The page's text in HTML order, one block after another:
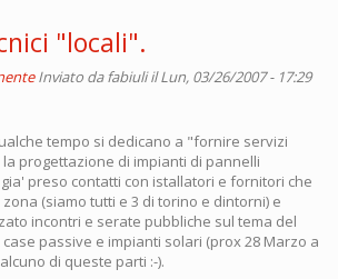
"locali".
Inviato dafabiuliil Lun, 03/26/2007 - 17:29
tempo si dedicano a "fornire servizi
progettazione di impianti di pannelli
preso contatti con istallatori e fornitori che
(siamo tutti e 3 di torino e dintorni) e
incontri e serate pubbliche sul tema del
passive e impianti solari (prox 28 Marzo a
di queste parti :-).